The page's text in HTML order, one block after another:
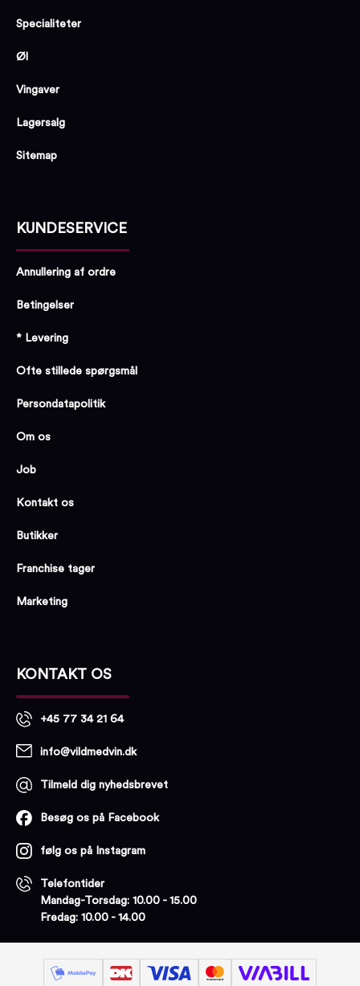
Specialiteter
Øl
Vingaver
Lagersalg
Sitemap
KUNDESERVICE
Annullering af ordre
Betingelser
* Levering
Ofte stillede spørgsmål
Persondatapolitik
Om os
Job
Kontakt os
Butikker
Franchise tager
Marketing
KONTAKT OS
+45 77 34 21 64
info@vildmedvin.dk
Tilmeld dig nyhedsbrevet
Besøg os på Facebook
følg os på Instagram
Telefontider
Mandag-Torsdag: 10.00 - 15.00
Fredag: 10.00 - 14.00